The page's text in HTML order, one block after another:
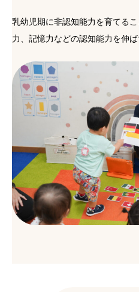
乳幼児期に非認知能力を育てる
力、記憶力などの認知能力を伸